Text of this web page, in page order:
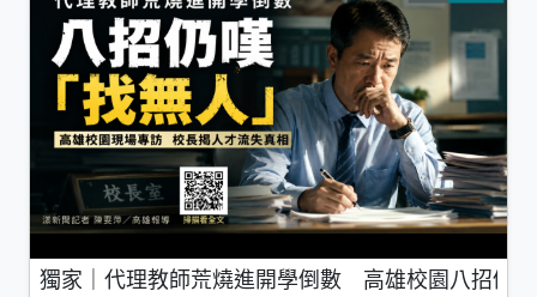
獨家｜代理教師荒燒進開學倒數 高雄校園八招仍